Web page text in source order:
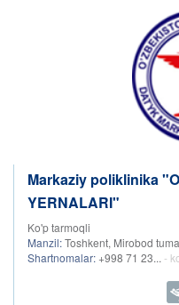
Markaziy poliklinika
YERNALARI"
Ko'p tarmoqli
Manzil:Toshkent, Mirobod
Shartnomalar: +998 71 23... -